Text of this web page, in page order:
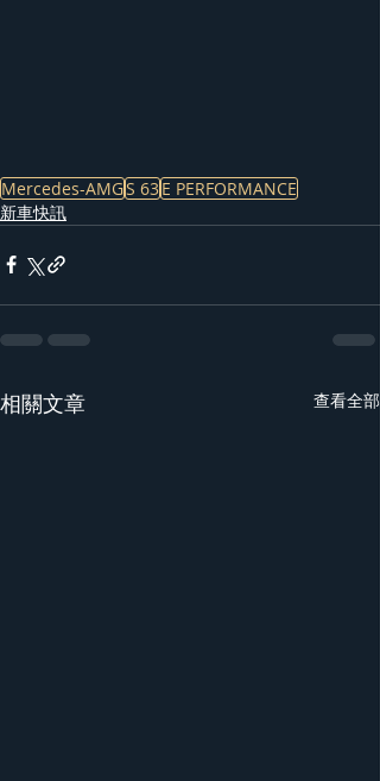
Mercedes-AMGS 63E PERFORMANCE
新車快訊
相關文章 查看全部